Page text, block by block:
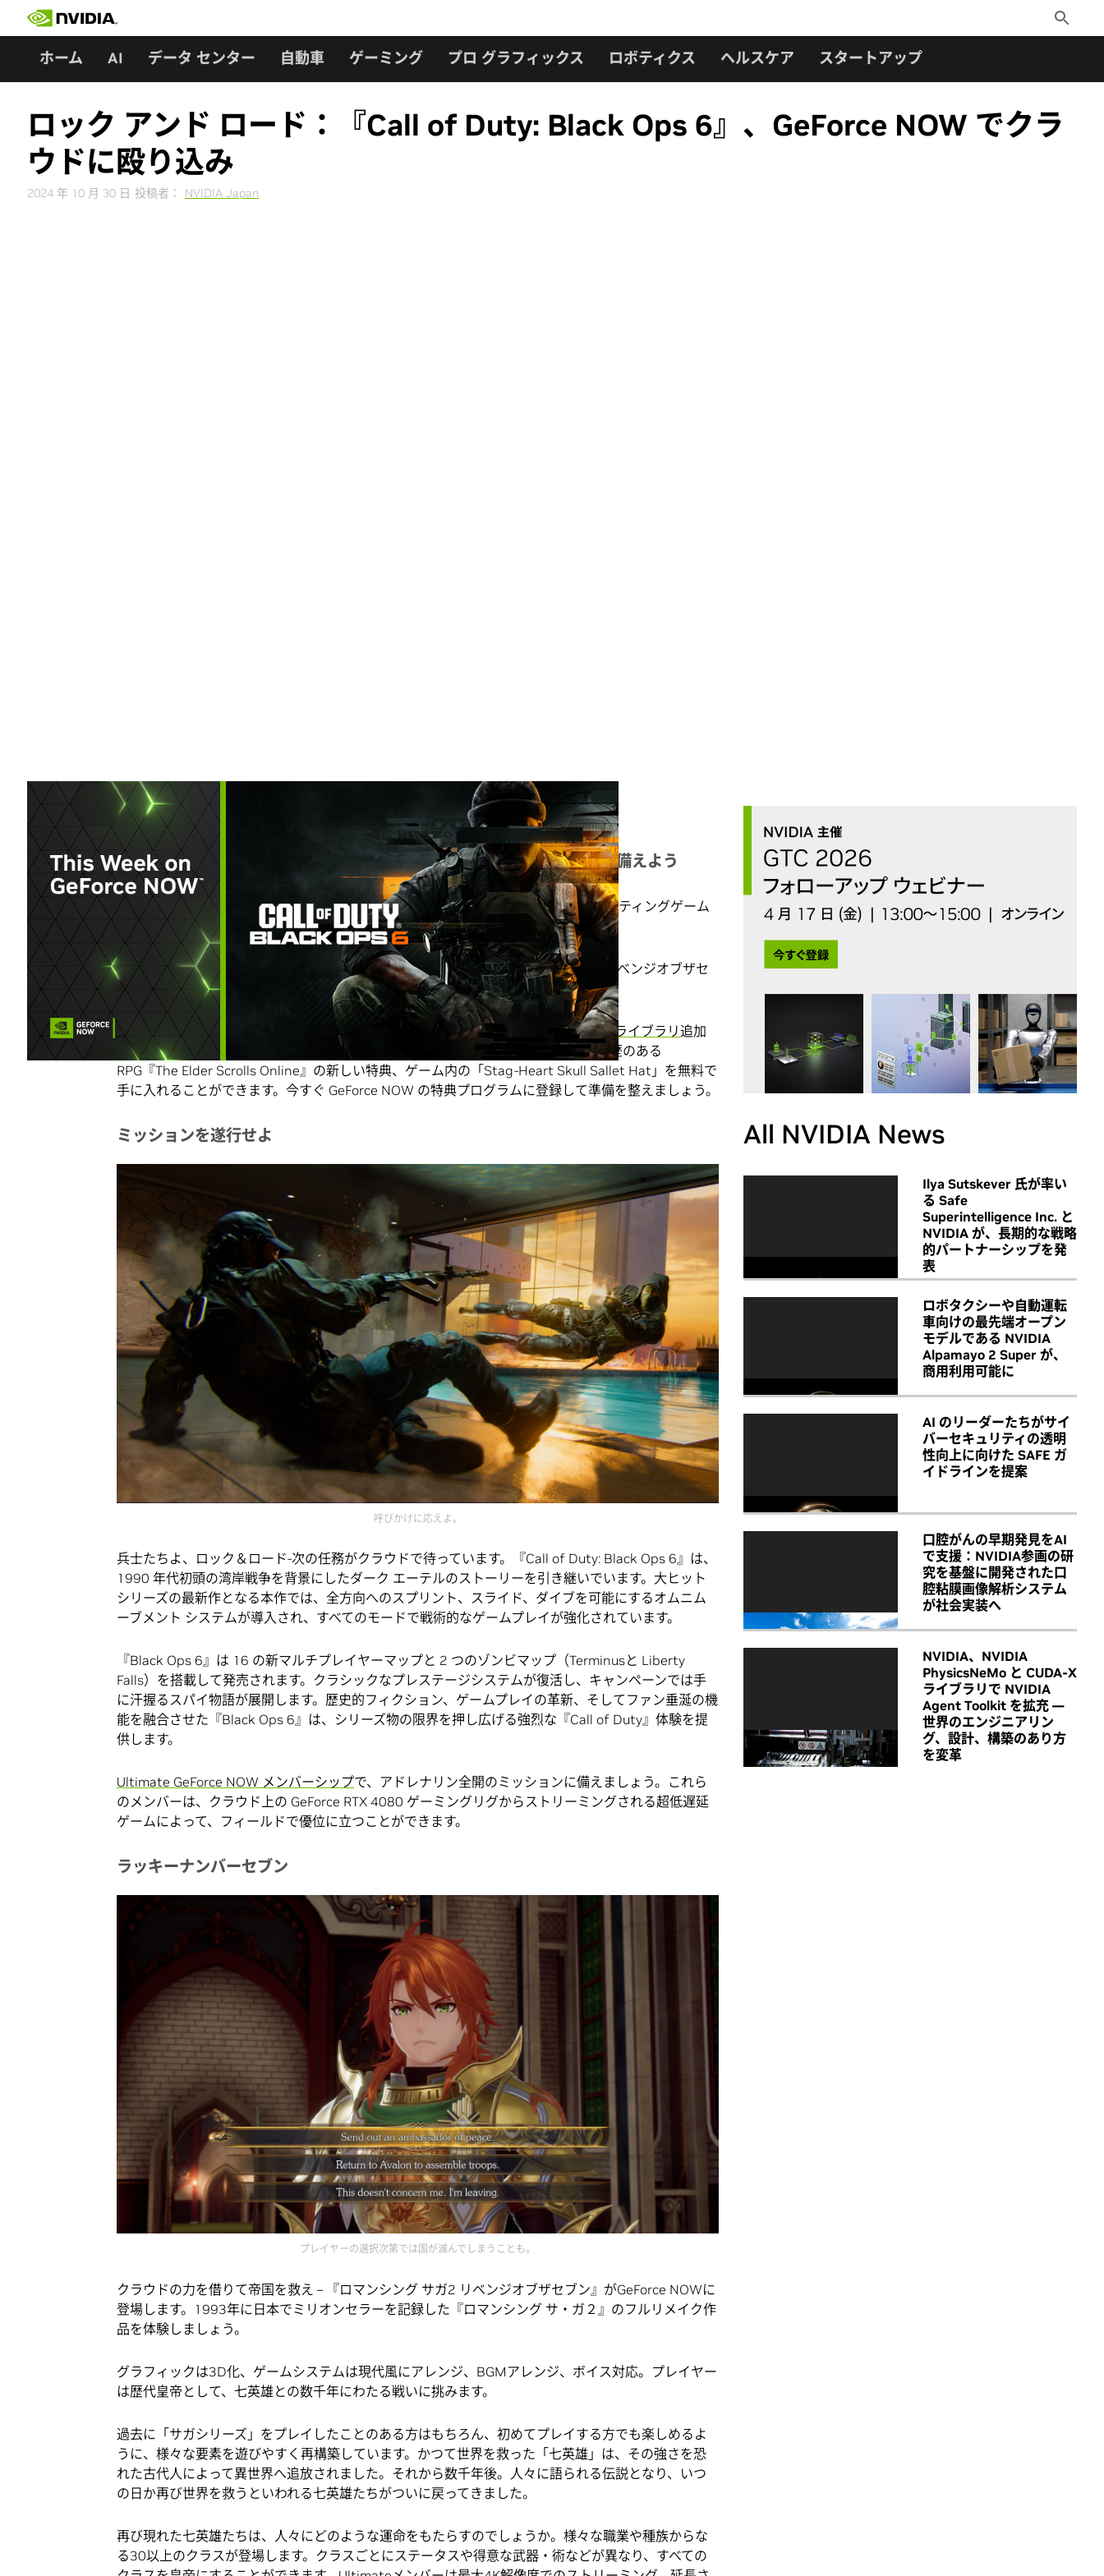
Toggle
Search
ホーム AI データ センター 自動車 ゲーミング プロ グラフィックス ロボティクス ヘルスケア スタートアップ
ロック アンド ロード：『Call of Duty: Black Ops 6』、GeForce NOW でクラ
ウドに殴り込み
2024 年 10 月 30 日 投稿者： NVIDIA Japan
Share
クラウドに登場する 9 つの新しいゲームと、メンバーへの新しい特典に備えよう
新兵諸君、戦闘スキルと戦略力を試す時が来た！GFN では、待望の一人称視点シューティングゲーム
『Call of Duty: Black Ops 6』が発売され、クラウドでも配信されます。
さらに、名作ロールプレイングゲーム（RPG）のリメイク版『ロマンシング サガ2 リベンジオブザセ
ブン』で、帝国を守る冒険に乗り出しましょう。
これはほんの一部に過ぎません。これらは、 GeForce NOW の 2,000 を超えるゲームライブラリ追加
される 9 つのタイトルの一部です。また、メンバーは 10 月 31 日（木）から、受賞歴のある
RPG『The Elder Scrolls Online』の新しい特典、ゲーム内の「Stag-Heart Skull Sallet Hat」を無料で
手に入れることができます。今すぐ GeForce NOW の特典プログラムに登録して準備を整えましょう。
ミッションを遂行せよ
呼びかけに応えよ。
兵士たちよ、ロック＆ロード-次の任務がクラウドで待っています。『Call of Duty: Black Ops 6』は、
1990 年代初頭の湾岸戦争を背景にしたダーク エーテルのストーリーを引き継いでいます。大ヒット
シリーズの最新作となる本作では、全方向へのスプリント、スライド、ダイブを可能にするオムニム
ーブメント システムが導入され、すべてのモードで戦術的なゲームプレイが強化されています。
『Black Ops 6』は 16 の新マルチプレイヤーマップと 2 つのゾンビマップ（Terminusと Liberty
Falls）を搭載して発売されます。クラシックなプレステージシステムが復活し、キャンペーンでは手
に汗握るスパイ物語が展開します。歴史的フィクション、ゲームプレイの革新、そしてファン垂涎の機
能を融合させた『Black Ops 6』は、シリーズ物の限界を押し広げる強烈な『Call of Duty』体験を提
供します。
Ultimate GeForce NOW メンバーシップで、アドレナリン全開のミッションに備えましょう。これら
のメンバーは、クラウド上の GeForce RTX 4080 ゲーミングリグからストリーミングされる超低遅延
ゲームによって、フィールドで優位に立つことができます。
ラッキーナンバーセブン
プレイヤーの選択次第では国が滅んでしまうことも。
クラウドの力を借りて帝国を救え – 『ロマンシング サガ2 リベンジオブザセブン』がGeForce NOWに
登場します。1993年に日本でミリオンセラーを記録した『ロマンシング サ・ガ２』のフルリメイク作
品を体験しましょう。
グラフィックは3D化、ゲームシステムは現代風にアレンジ、BGMアレンジ、ボイス対応。プレイヤー
は歴代皇帝として、七英雄との数千年にわたる戦いに挑みます。
過去に「サガシリーズ」をプレイしたことのある方はもちろん、初めてプレイする方でも楽しめるよ
うに、様々な要素を遊びやすく再構築しています。かつて世界を救った「七英雄」は、その強さを恐
れた古代人によって異世界へ追放されました。それから数千年後。人々に語られる伝説となり、いつ
の日か再び世界を救うといわれる七英雄たちがついに戻ってきました。
再び現れた七英雄たちは、人々にどのような運命をもたらすのでしょうか。様々な職業や種族からな
る30以上のクラスが登場します。クラスごとにステータスや得意な武器・術などが異なり、すべての
All NVIDIA News
Ilya Sutskever 氏が率い
る Safe
Superintelligence Inc. と
NVIDIA が、長期的な戦略
的パートナーシップを発
表
ロボタクシーや自動運転
車向けの最先端オープン
モデルである NVIDIA
Alpamayo 2 Super が、
商用利用可能に
AI のリーダーたちがサイ
バーセキュリティの透明
性向上に向けた SAFE ガ
イドラインを提案
口腔がんの早期発見をAI
で支援：NVIDIA参画の研
究を基盤に開発された口
腔粘膜画像解析システム
が社会実装へ
NVIDIA、NVIDIA
PhysicsNeMo と CUDA-X
ライブラリで NVIDIA
Agent Toolkit を拡充 ―
世界のエンジニアリン
グ、設計、構築のあり方
を変革